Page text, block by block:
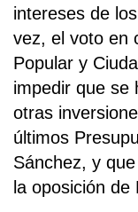
intereses de
vez, el voto en
Popular y
impedir que se
otras
últimos
Sánchez, y
la oposición de